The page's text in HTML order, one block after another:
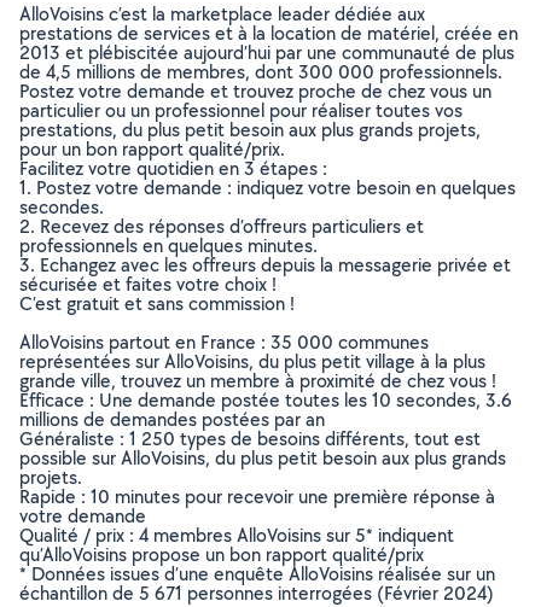
AlloVoisins c’est la marketplace leader dédiée aux
prestations de services et à la location de matériel, créée en
2013 et plébiscitée aujourd’hui par une communauté de plus
de 4,5 millions de membres, dont 300 000 professionnels.
Postez votre demande et trouvez proche de chez vous un
particulier ou un professionnel pour réaliser toutes vos
prestations, du plus petit besoin aux plus grands projets,
pour un bon rapport qualité/prix.
Facilitez votre quotidien en 3 étapes :
1. Postez votre demande : indiquez votre besoin en quelques
secondes.
2. Recevez des réponses d’offreurs particuliers et
professionnels en quelques minutes.
3. Echangez avec les offreurs depuis la messagerie privée et
sécurisée et faites votre choix !
C’est gratuit et sans commission !
AlloVoisins partout en France : 35 000 communes
représentées sur AlloVoisins, du plus petit village à la plus
grande ville, trouvez un membre à proximité de chez vous !
Efficace : Une demande postée toutes les 10 secondes, 3.6
millions de demandes postées par an
Généraliste : 1 250 types de besoins différents, tout est
possible sur AlloVoisins, du plus petit besoin aux plus grands
projets.
Rapide : 10 minutes pour recevoir une première réponse à
votre demande
Qualité / prix : 4 membres AlloVoisins sur 5* indiquent
qu’AlloVoisins propose un bon rapport qualité/prix
* Données issues d’une enquête AlloVoisins réalisée sur un
échantillon de 5 671 personnes interrogées (Février 2024)